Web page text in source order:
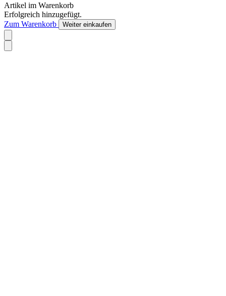
Artikel im Warenkorb
Erfolgreich hinzugefügt.
Zum Warenkorb
Weiter einkaufen